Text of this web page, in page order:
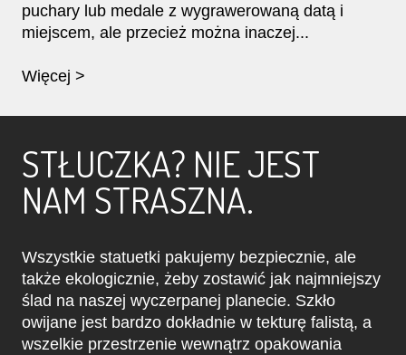
puchary lub medale z wygrawerowaną datą i
miejscem, ale przecież można inaczej...
Więcej >
STŁUCZKA? NIE JEST
NAM STRASZNA.
Wszystkie statuetki pakujemy bezpiecznie, ale
także ekologicznie, żeby zostawić jak najmniejszy
ślad na naszej wyczerpanej planecie. Szkło
owijane jest bardzo dokładnie w tekturę falistą, a
wszelkie przestrzenie wewnątrz opakowania